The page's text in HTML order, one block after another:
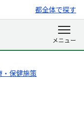
都全体で探す
・保健施策